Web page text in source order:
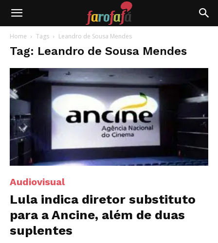
Farofafá
Home Tags Leandro de Sousa Mendes
Tag: Leandro de Sousa Mendes
Audiovisual
Lula indica diretor substituto
para a Ancine, além de duas
suplentes